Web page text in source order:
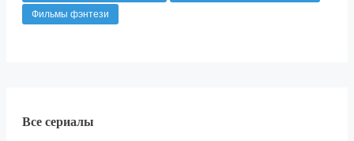
Фильмы фэнтези
Все сериалы